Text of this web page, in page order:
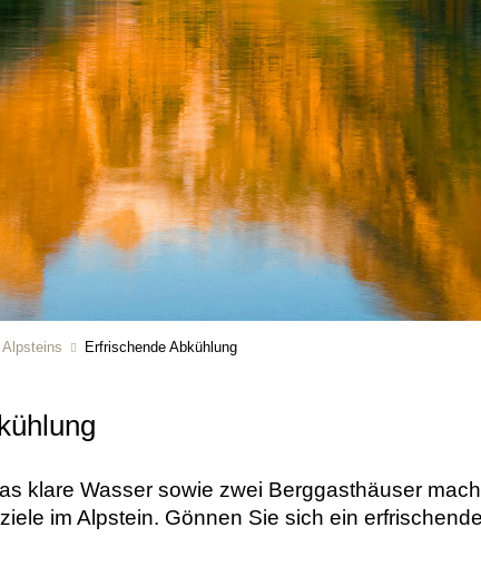
Alpsteins Erfrischende Abkühlung
klare Wasser sowie zwei Berggasthäuser
im Alpstein. Gönnen Sie sich ein